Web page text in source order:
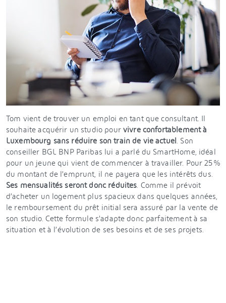
Tom vient de trouver un emploi en tant que consultant. Il
souhaite acquérir un studio pour vivre confortablement à
Luxembourg sans réduire son train de vie actuel . Son
conseiller BGL BNP Paribas lui a parlé du SmartHome, idéal
pour un jeune qui vient de commencer à travailler. Pour 25 %
du montant de l’emprunt, il ne payera que les intérêts dus.
Ses mensualités seront donc réduites. Comme il prévoit
d’acheter un logement plus spacieux dans quelques années,
le remboursement du prêt initial sera assuré par la vente de
son studio. Cette formule s’adapte donc parfaitement à sa
situation et à l’évolution de ses besoins et de ses projets.